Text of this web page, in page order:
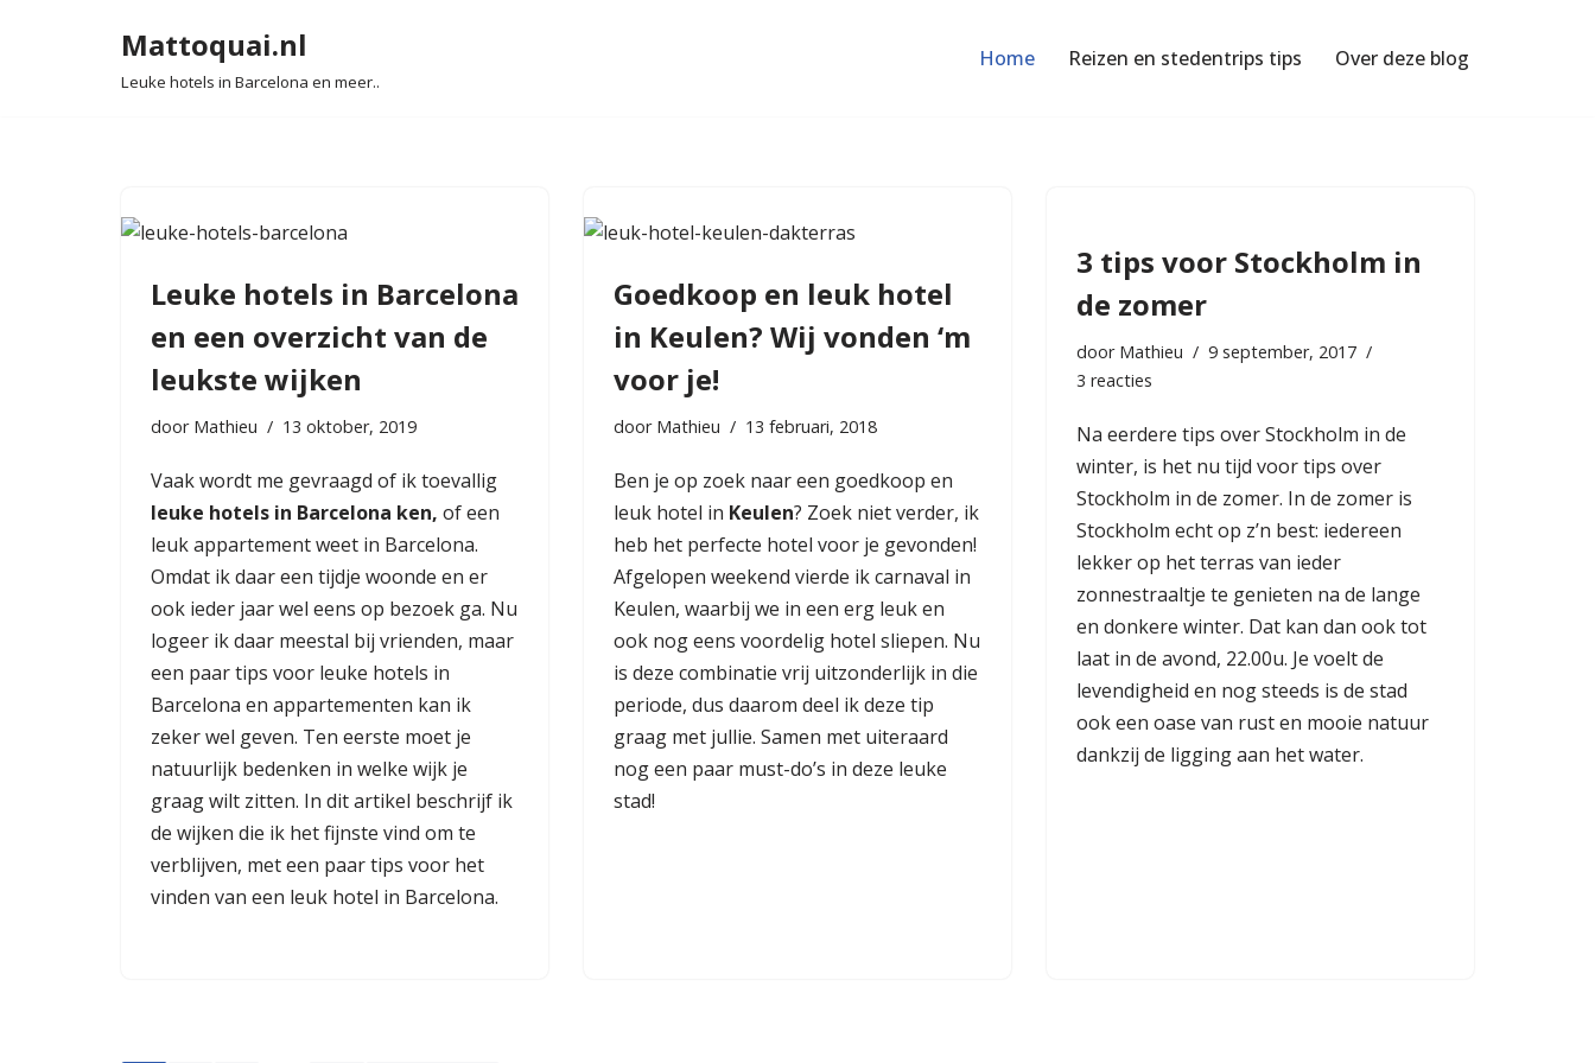
Mattoquai.nl
Leuke hotels in Barcelona en meer..
Home Reizen en stedentrips tips Over deze blog
Leuke hotels in Barcelona
en een overzicht van de
leukste wijken
door Mathieu 13 oktober, 2019
Vaak wordt me gevraagd of ik toevallig
leuke hotels in Barcelona ken, of een
leuk appartement weet in Barcelona.
Omdat ik daar een tijdje woonde en er
ook ieder jaar wel eens op bezoek ga. Nu
logeer ik daar meestal bij vrienden, maar
een paar tips voor leuke hotels in
Barcelona en appartementen kan ik
zeker wel geven. Ten eerste moet je
natuurlijk bedenken in welke wijk je
graag wilt zitten. In dit artikel beschrijf ik
de wijken die ik het fijnste vind om te
verblijven, met een paar tips voor het
vinden van een leuk hotel in Barcelona.
Goedkoop en leuk hotel
in Keulen? Wij vonden ‘m
voor je!
door Mathieu 13 februari, 2018
Ben je op zoek naar een goedkoop en
leuk hotel in Keulen? Zoek niet verder, ik
heb het perfecte hotel voor je gevonden!
Afgelopen weekend vierde ik carnaval in
Keulen, waarbij we in een erg leuk en
ook nog eens voordelig hotel sliepen. Nu
is deze combinatie vrij uitzonderlijk in die
periode, dus daarom deel ik deze tip
graag met jullie. Samen met uiteraard
nog een paar must-do’s in deze leuke
stad!
3 tips voor Stockholm in
de zomer
door Mathieu
9 september, 2017
3 reacties
Na eerdere tips over Stockholm in de
winter, is het nu tijd voor tips over
Stockholm in de zomer. In de zomer is
Stockholm echt op z’n best: iedereen
lekker op het terras van ieder
zonnestraaltje te genieten na de lange
en donkere winter. Dat kan dan ook tot
laat in de avond, 22.00u. Je voelt de
levendigheid en nog steeds is de stad
ook een oase van rust en mooie natuur
dankzij de ligging aan het water.